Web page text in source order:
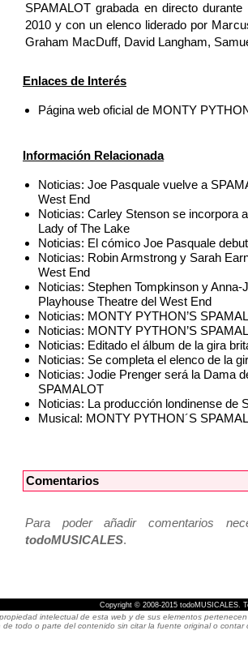
SPAMALOT grabada en directo
2010 y con un elenco liderado por
Graham MacDuff, David Langham,
Enlaces de Interés
Página web oficial de MONTY
Información Relacionada
Noticias: Joe Pasquale vuelve a
West End
Noticias: Carley Stenson se incorpora
Lady of The Lake
Noticias: El cómico Joe Pasquale
Noticias: Robin Armstrong y Sarah
West End
Noticias: Stephen Tompkinson y
Playhouse Theatre del West End
Noticias: MONTY PYTHON’S
Noticias: MONTY PYTHON’S
Noticias: Editado el álbum de la gira
Noticias: Se completa el elenco de la
Noticias: Jodie Prenger será la Dama
SPAMALOT
Noticias: La producción londinense de
Musical: MONTY PYTHON´S
Comentarios
Para poder añadir comentarios
todoMUSICALES.
Copyright © 2008-2015 todoMUSICALES.
intelectual de esta web y de sus elementos
de todo o parte del contenido sin citar la fuente original o